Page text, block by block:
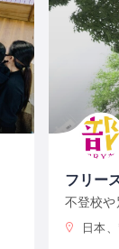
フリー
日本、〒